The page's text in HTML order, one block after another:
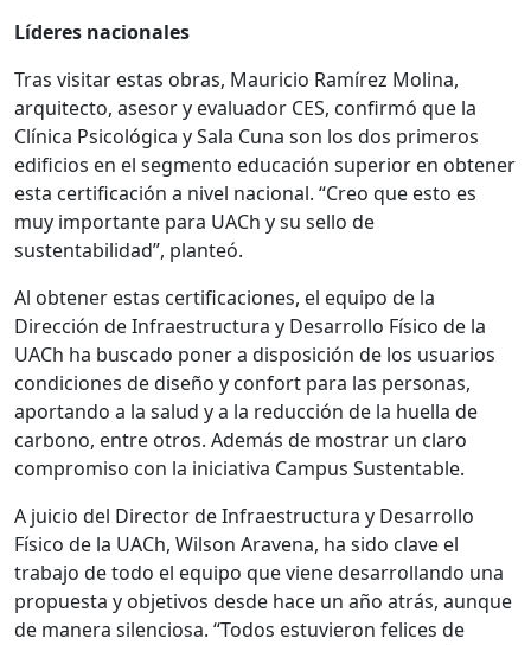
Líderes nacionales
Tras visitar estas obras, Mauricio Ramírez Molina,
arquitecto, asesor y evaluador CES, confirmó que la
Clínica Psicológica y Sala Cuna son los dos primeros
edificios en el segmento educación superior en obtener
esta certificación a nivel nacional. “Creo que esto es
muy importante para UACh y su sello de
sustentabilidad”, planteó.
Al obtener estas certificaciones, el equipo de la
Dirección de Infraestructura y Desarrollo Físico de la
UACh ha buscado poner a disposición de los usuarios
condiciones de diseño y confort para las personas,
aportando a la salud y a la reducción de la huella de
carbono, entre otros. Además de mostrar un claro
compromiso con la iniciativa Campus Sustentable.
A juicio del Director de Infraestructura y Desarrollo
Físico de la UACh, Wilson Aravena, ha sido clave el
trabajo de todo el equipo que viene desarrollando una
propuesta y objetivos desde hace un año atrás, aunque
de manera silenciosa. “Todos estuvieron felices de